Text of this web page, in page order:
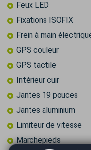
Feux LED
Fixations ISOFIX
Frein à main
GPS couleur
GPS tactile
Intérieur cuir
Jantes 19 pouces
Jantes aluminium
Limiteur de vitesse
Marchepieds